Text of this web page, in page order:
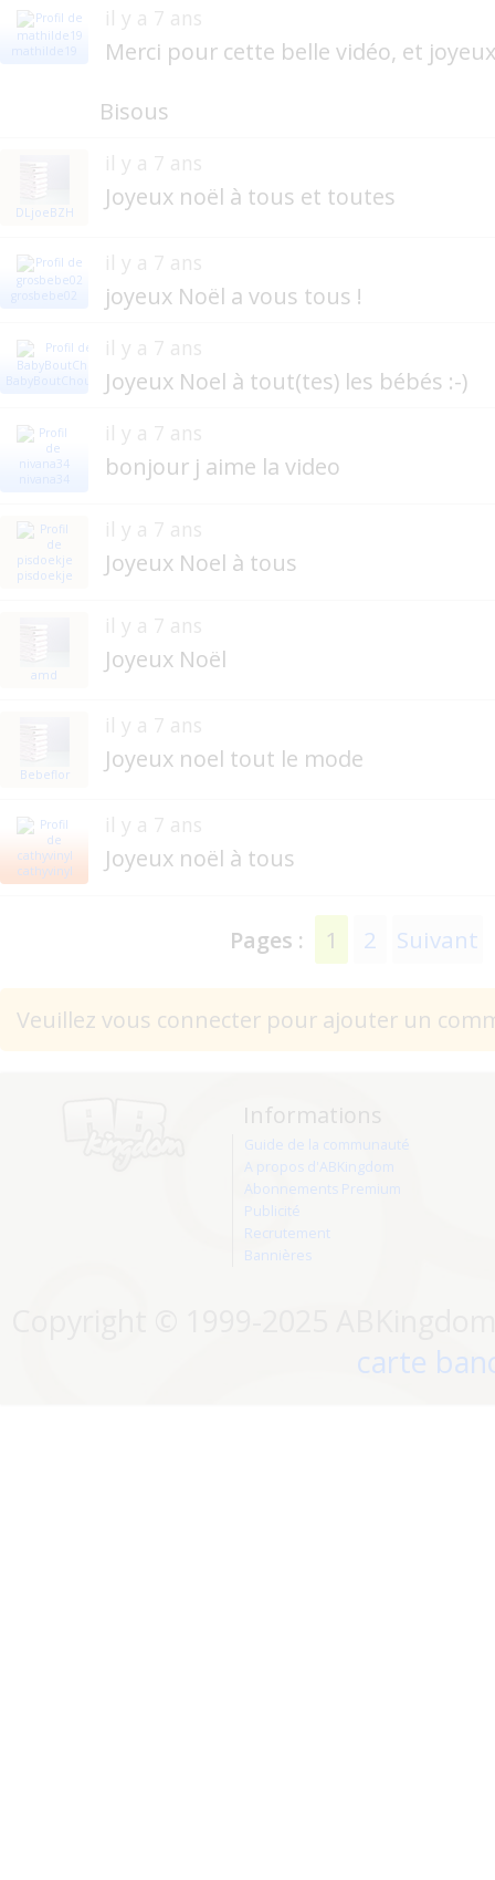
mathilde19
il y a 7 ans
Merci pour cette belle vidéo, et
Bisous
DLjoeBZH
il y a 7 ans
Joyeux noël à tous et toutes
grosbebe02
il y a 7 ans
joyeux Noël a vous tous !
BabyBoutChou
il y a 7 ans
Joyeux Noel à tout(tes) les bébés :-)
nivana34
il y a 7 ans
bonjour j aime la video
pisdoekje
il y a 7 ans
Joyeux Noel à tous
amd
il y a 7 ans
Joyeux Noël
Bebeflor
il y a 7 ans
Joyeux noel tout le mode
cathyvinyl
il y a 7 ans
Joyeux noël à tous
Pages : 1 2 Suivant
Veuillez vous connecter pour ajouter un
Informations
Guide de la communauté
A propos d'ABKingdom
Abonnements Premium
Publicité
Recrutement
Bannières
carte